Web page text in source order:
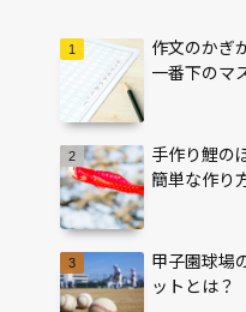
作文のかぎ
一番下のマ
手作り鯉の
簡単な作り
甲子園球場
ットとは？